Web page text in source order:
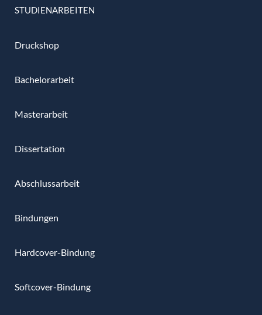
STUDIENARBEITEN
Druckshop
Bachelorarbeit
Masterarbeit
Dissertation
Abschlussarbeit
Bindungen
Hardcover-Bindung
Softcover-Bindung